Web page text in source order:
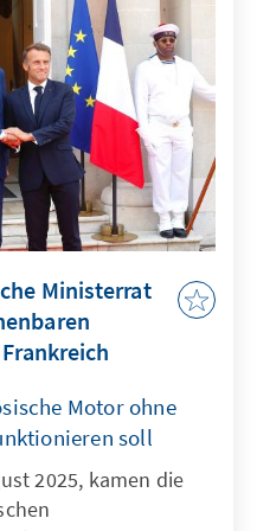
Kenntnis“ und
Tagen einen
Während
Streiks und
die
der
ihre Kaufkraft und
zum
stellt sich die Frage,
und bis zu
2027 überleben
Ministerrat
Motor ohne
soll
2025, kamen die